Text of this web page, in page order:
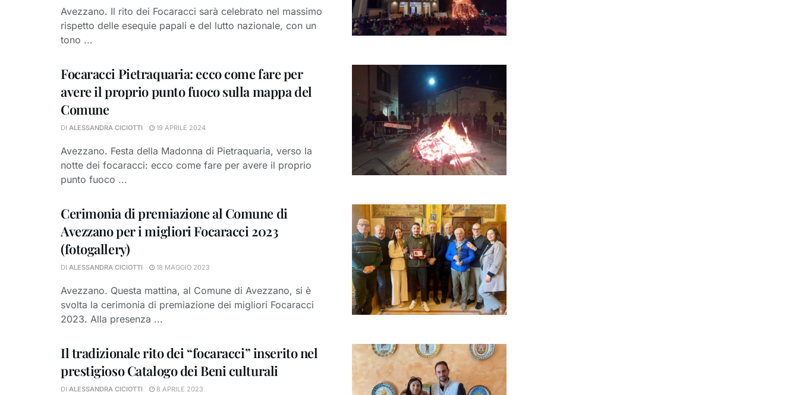
Avezzano. Il rito dei Focaracci sarà celebrato nel massimo
rispetto delle esequie papali e del lutto nazionale, con un
tono ...
Focaracci Pietraquaria: ecco come fare per
avere il proprio punto fuoco sulla mappa del
Comune
DI ALESSANDRA CICIOTTI 19 APRILE 2024
Avezzano. Festa della Madonna di Pietraquaria, verso la
notte dei focaracci: ecco come fare per avere il proprio
punto fuoco ...
Cerimonia di premiazione al Comune di
Avezzano per i migliori Focaracci 2023
(fotogallery)
DI ALESSANDRA CICIOTTI 18 MAGGIO 2023
Avezzano. Questa mattina, al Comune di Avezzano, si è
svolta la cerimonia di premiazione dei migliori Focaracci
2023. Alla presenza ...
Il tradizionale rito dei “focaracci” inserito nel
prestigioso Catalogo dei Beni culturali
DI ALESSANDRA CICIOTTI 8 APRILE 2023